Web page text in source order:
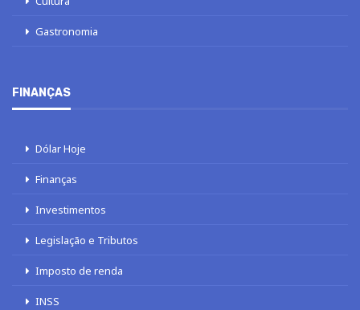
Gastronomia
FINANÇAS
Dólar Hoje
Finanças
Investimentos
Legislação e Tributos
Imposto de renda
INSS